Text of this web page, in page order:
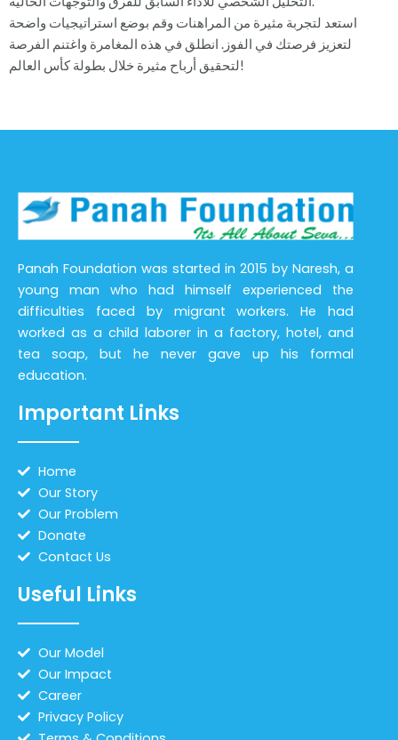
استعد لتجربة مثيرة من المراهنات وقم بوضع استراتيجيات واضحة
لتعزيز فرصتك في الفوز. انطلق في هذه المغامرة واغتنم الفرصة
لتحقيق أرباح مثيرة خلال بطولة كأس العالم!
Panah Foundation was started in 2015 by Naresh, a
young man who had himself experienced the
difficulties faced by migrant workers. He had
worked as a child laborer in a factory, hotel, and
tea soap, but he never gave up his formal
education.
Important Links
Home
Our Story
Our Problem
Donate
Contact Us
Useful Links
Our Model
Our Impact
Career
Privacy Policy